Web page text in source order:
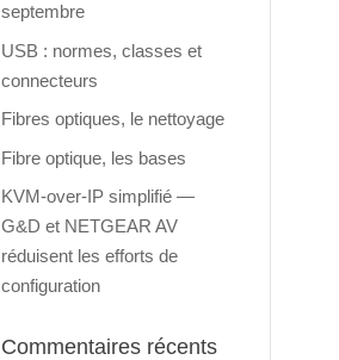
septembre
USB : normes, classes et
connecteurs
Fibres optiques, le nettoyage
Fibre optique, les bases
KVM-over-IP simplifié —
G&D et NETGEAR AV
réduisent les efforts de
configuration
Commentaires récents